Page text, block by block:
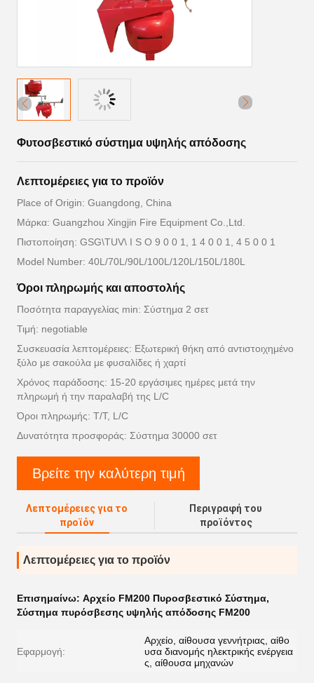
Φυτοσβεστικό σύστημα υψηλής απόδοσης
Λεπτομέρειες για το προϊόν
Place of Origin: Guangdong, China
Μάρκα: Guangzhou Xingjin Fire Equipment Co.,Ltd.
Πιστοποίηση: GSG\TUV\ I S O 9 0 0 1, 1 4 0 0 1, 4 5 0 0 1
Model Number: 40L/70L/90L/100L/120L/150L/180L
Όροι πληρωμής και αποστολής
Ποσότητα παραγγελίας min: Σύστημα 2 σετ
Τιμή: negotiable
Συσκευασία λεπτομέρειες: Εξωτερική θήκη από αντιστοιχημένο
ξύλο με σακούλα με φυσαλίδες ή χαρτί
Χρόνος παράδοσης: 15-20 εργάσιμες ημέρες μετά την
πληρωμή ή την παραλαβή της L/C
Όροι πληρωμής: T/T, L/C
Δυνατότητα προσφοράς: Σύστημα 30000 σετ
Βρείτε την καλύτερη τιμή
Λεπτομέρειες για το
προϊόν
Περιγραφή του
προϊόντος
Λεπτομέρειες για το προϊόν
Επισημαίνω: Αρχείο FM200 Πυροσβεστικό Σύστημα,
Σύστημα πυρόσβεσης υψηλής απόδοσης FM200
Εφαρμογή:
Αρχείο, αίθουσα γεννήτριας, αίθο
υσα διανομής ηλεκτρικής ενέργεια
ς, αίθουσα μηχανών